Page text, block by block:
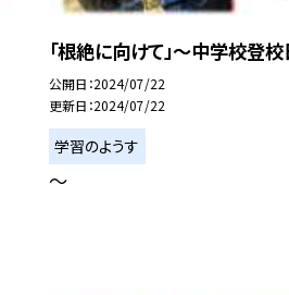
「根絶に向けて」〜中学校登
公開日 2024/07/22
更新日 2024/07/22
学習のようす
〜